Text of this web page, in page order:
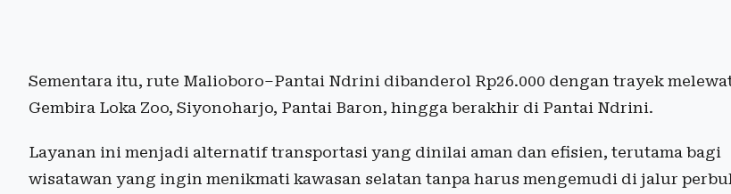
Sementara itu, rute Malioboro–Pantai Ndrini dibanderol Rp26.000 dengan trayek
Gembira Loka Zoo, Siyonoharjo, Pantai Baron, hingga berakhir di Pantai Ndrini.
Layanan ini menjadi alternatif transportasi yang dinilai aman dan efisien, terutama bagi
wisatawan yang ingin menikmati kawasan selatan tanpa harus mengemudi di jalur